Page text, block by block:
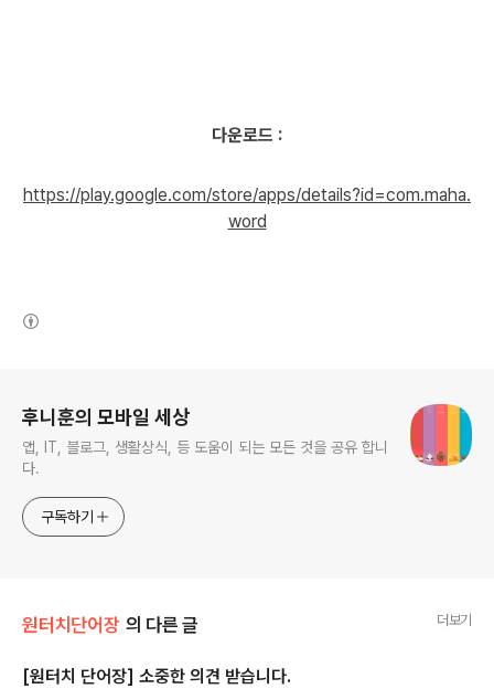
다운로드 :
https://play.google.com/store/apps/details?id=com.maha.
word
후니훈의 모바일 세상
앱, IT, 블로그, 생활상식, 등 도움이 되는 모든 것을 공유 합니
다.
구독하기
원터치단어장 의 다른 글 더보기
[원터치 단어장] 소중한 의견 받습니다.